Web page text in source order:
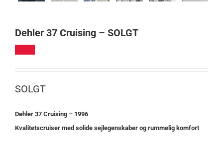
Dehler 37 Cruising – SOLGT
SOLGT
Dehler 37 Cruising – 1996
Kvalitetscruiser med solide sejlegenskaber og rummelig komfort